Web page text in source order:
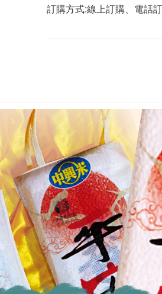
訂購方式:線上訂購、電話